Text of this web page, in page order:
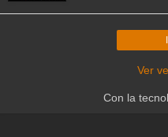
Ver
Con la